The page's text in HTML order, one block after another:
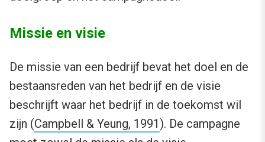
Missie en visie
De missie van een bedrijf bevat het doel en de
bestaansreden van het bedrijf en de visie
beschrijft waar het bedrijf in de toekomst wil
zijn (Campbell & Yeung, 1991). De campagne